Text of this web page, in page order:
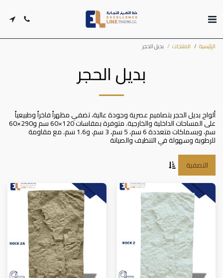
الرئيسية المنتجات بديل الحجر
بديل الحجر
ألواح بديل الحجر بتصاميم عصرية وجودة عالية، تضفي مظهراً فاخراً وطبيعياً
على المساحات الداخلية والخارجية. متوفرة بمقاسات 120×60 سم و290×60
سم، وبسماكات متعددة 6 سم، 5 سم، 3 سم، و1.6 سم، مع مقاومة
للرطوبة وسهولة في التنظيف والصيانة
التصفية